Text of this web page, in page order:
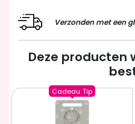
Verzonden met een
Deze producten
Cadeau Tip